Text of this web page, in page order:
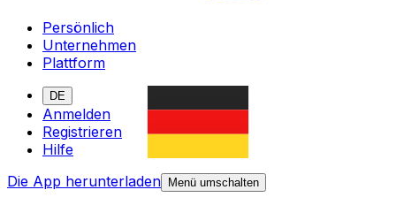
Persönlich
Unternehmen
Plattform
DE
Anmelden
Registrieren
Hilfe
Die App herunterladen
Menü umschalten